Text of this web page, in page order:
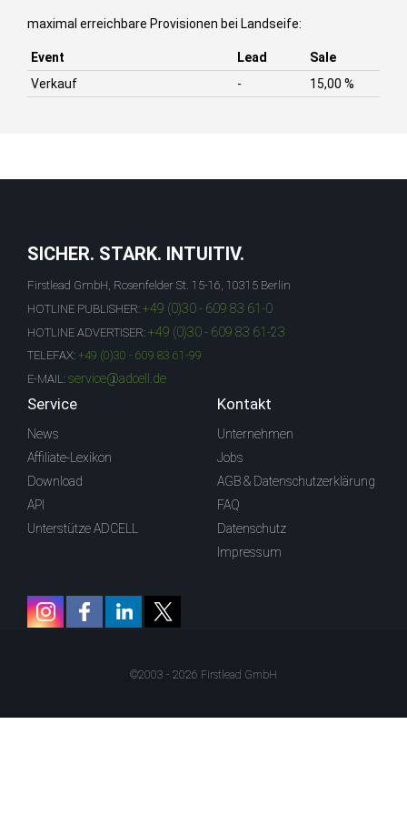
maximal erreichbare Provisionen bei Landseife:
Event Lead
Sale
Verkauf
- 15,00 %
SICHER. STARK. INTUITIV.
Firstlead GmbH, Rosenfelder St. 15-16, 10315 Berlin
HOTLINE PUBLISHER: +49 (0)30 - 609 83 61-0
HOTLINE ADVERTISER: +49 (0)30 - 609 83 61-23
TELEFAX: +49 (0)30 - 609 83 61-99
E-MAIL: service@adcell.de
Service
News
Affiliate-Lexikon
Download
API
Unterstütze ADCELL
Kontakt
Unternehmen
Jobs
AGB & Datenschutzerklärung
FAQ
Datenschutz
Impressum
©2003 - 2026 Firstlead GmbH